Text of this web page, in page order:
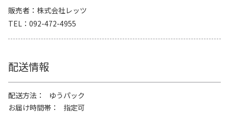
販売者
株式会社レッツ
TEL
092-472-4955
配送情報
配送方法
ゆうパック
お届け時間帯
指定可